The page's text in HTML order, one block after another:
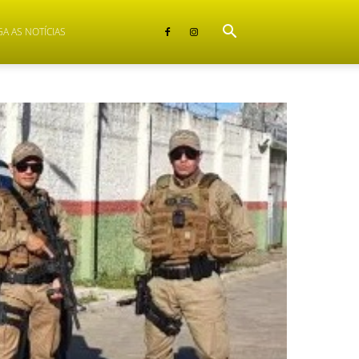
AS NOTÍCIAS